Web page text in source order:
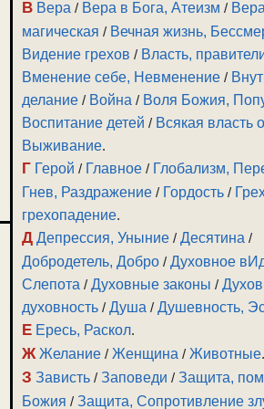
В Вера / Вера в Бога, Атеизм / Вера
магическая / Вечная жизнь,
Видение грехов / Власть,
Вменение себе, Невменение /
делание / Война / Воля Божия,
Воспитание детей / Всякая власть
Выживание.
Г Герой / Главное / Глобализм,
Гнев, Раздражение / Гордость /
грехопадение.
Д Депрессия, Уныние /Десятина /
Добродетель, Добро /Духовное
Слепота /Духовные законы /
духовность /Душа /Душевность,
Е Ересь, Раскол.
Ж Желание /Женщина /Животные.
З Зависть /Заповеди /Защита,
Божия /Защита, Сопротивление